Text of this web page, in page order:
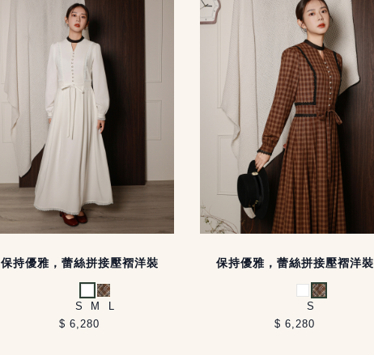
保持優雅，蕾絲拼接壓褶洋裝
白 咖格
S M
L
$ 6,280
保持優雅，蕾絲拼接壓褶洋裝
白 咖格
S
$ 6,280